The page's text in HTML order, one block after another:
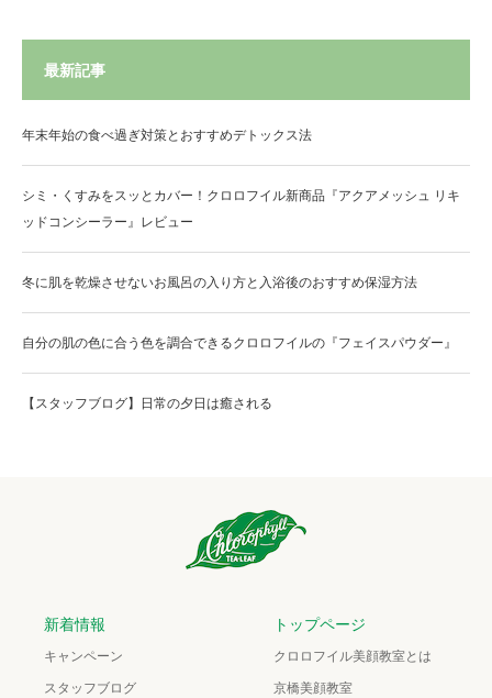
最新記事
年末年始の食べ過ぎ対策とおすすめデトックス法
シミ・くすみをスッとカバー！クロロフイル新商品『アクアメッシュ リキ
ッドコンシーラー』レビュー
冬に肌を乾燥させないお風呂の入り方と入浴後のおすすめ保湿方法
自分の肌の色に合う色を調合できるクロロフイルの『フェイスパウダー』
【スタッフブログ】日常の夕日は癒される
新着情報
キャンペーン
スタッフブログ
トップページ
クロロフイル美顔教室とは
京橋美顔教室